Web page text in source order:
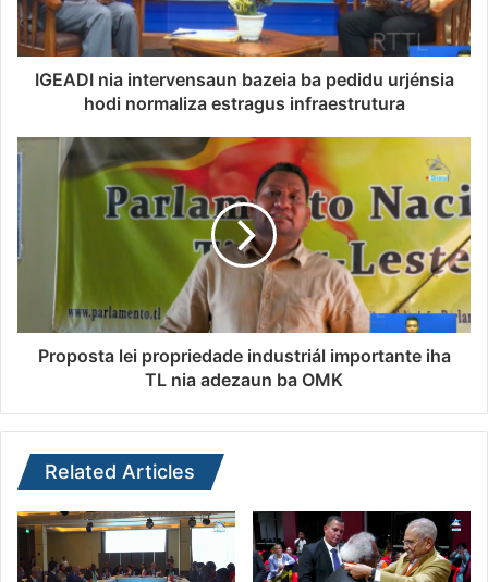
IGEADI nia intervensaun bazeia ba pedidu urjénsia
hodi normaliza estragus infraestrutura
Proposta lei propriedade industriál importante iha
TL nia adezaun ba OMK
Related Articles